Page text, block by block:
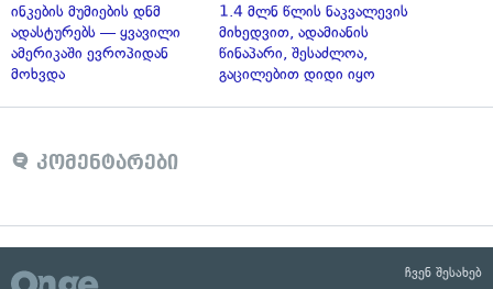
ინკების მუმიების დნმ
ადასტურებს — ყვავილი
ამერიკაში ევროპიდან
მოხვდა
1.4 მლნ წლის ნაკვალევის
მიხედვით, ადამიანის
წინაპარი, შესაძლოა,
გაცილებით დიდი იყო
კომენტარები
ჩვენ შესახებ